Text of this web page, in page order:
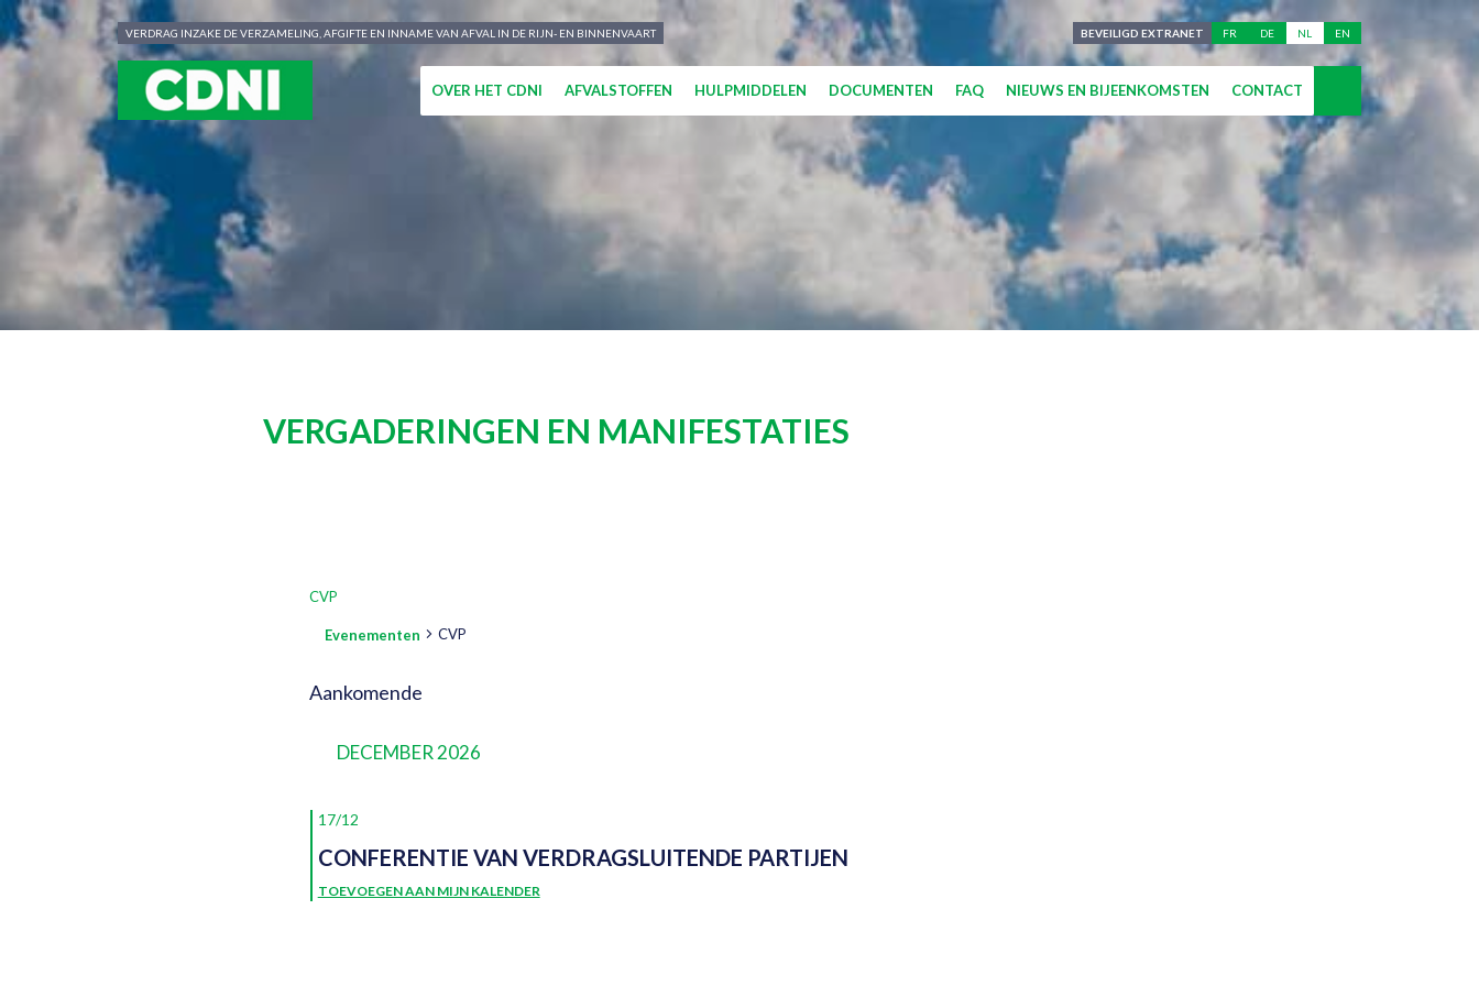
VERDRAG INZAKE DE VERZAMELING, AFGIFTE EN INNAME VAN AFVAL IN DE RIJN- EN BINNENVAART BEVEILIGD EXTRANET FR DE NL EN
OVER HET CDNI AFVALSTOFFEN HULPMIDDELEN DOCUMENTEN FAQ NIEUWS EN BIJEENKOMSTEN CONTACT
VERGADERINGEN EN MANIFESTATIES
CVP
Evenementen CVP
EVENEMENTEN
Aankomende
datum.DECEMBER 2026
17/12
CONFERENTIE VAN VERDRAGSLUITENDE PARTIJEN
TOEVOEGEN AAN MIJN KALENDER
Cookies beheer paneel